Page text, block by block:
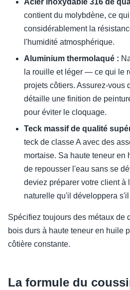
Acier inoxydable 316 de
contient du molybdène, ce
considérablement la
l'humidité atmosphérique.
Aluminium thermolaqué :
la rouille et léger — ce qui le
projets côtiers. Assurez-vous
détaille une finition de
pour éviter le cloquage.
Teck massif de qualité
teck de classe A avec des
mortaise. Sa haute teneur en
de repousser l'eau sans se
deviez préparer votre client à
naturelle qu'il développera
Spécifiez toujours des métaux de
bois durs à haute teneur en huile
côtière constante.
La formule du